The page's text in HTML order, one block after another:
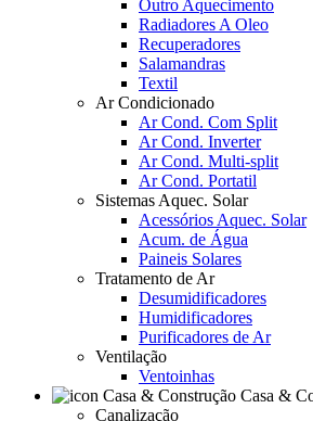
Outro Aquecimento
Radiadores A Oleo
Recuperadores
Salamandras
Textil
Ar Condicionado
Ar Cond. Com Split
Ar Cond. Inverter
Ar Cond. Multi-split
Ar Cond. Portatil
Sistemas Aquec. Solar
Acessórios Aquec. Solar
Acum. de Água
Paineis Solares
Tratamento de Ar
Desumidificadores
Humidificadores
Purificadores de Ar
Ventilação
Ventoinhas
Casa &
Canalização